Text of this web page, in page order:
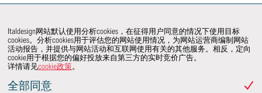
Italdesign网站默认使用分析cookies，在征得用户同意的情况下使用目标
cookies。分析cookies用于评估您的网站使用情况，为网站运营商编制网站
活动报告，并提供与网站活动和互联网使用有关的其他服务。相反，定向
cookie用于根据您的偏好投放来自第三方的实时竞价广告。
详情请见cookie政策。
全部同意